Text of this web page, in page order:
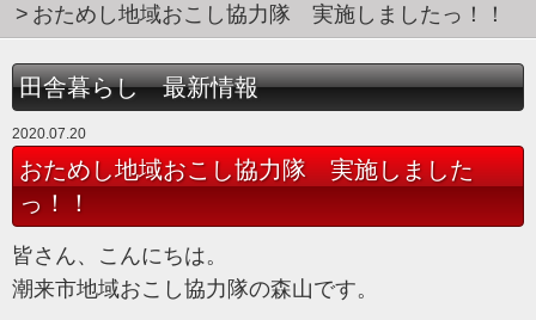
おためし地域おこし協力隊 実施しましたっ！！
田舎暮らし 最新情報
2020.07.20
おためし地域おこし協力隊 実施しました
っ！！
皆さん、こんにちは。
潮来市地域おこし協力隊の森山です。